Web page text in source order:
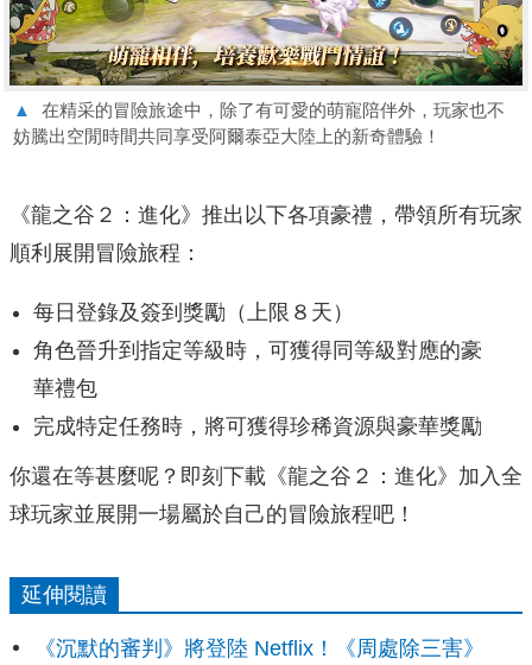
▲
在精采的冒險旅途中，除了有可愛的萌寵陪伴外，玩家也不
妨騰出空閒時間共同享受阿爾泰亞大陸上的新奇體驗！
《龍之谷２：進化》推出以下各項豪禮， 帶領所有玩家
順利展開冒險旅程：
每日登錄及簽到獎勵（上限８天）
角色晉升到指定等級時，可獲得同等級對應的豪
華禮包
完成特定任務時，將可獲得珍稀資源與豪華獎勵
你還在等甚麼呢？即刻下載《龍之谷２：進化》 加入全
球玩家並展開一場屬於自己的冒險旅程吧！
延伸閱讀
《沉默的審判》將登陸 Netflix！《周處除三害》